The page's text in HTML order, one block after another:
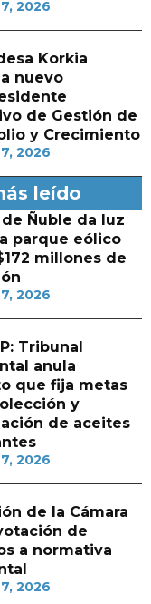
2026
Korkia
nuevo
de Gestión de
y Crecimiento
2026
leído
de Ñuble da luz
parque eólico
millones de
2026
Tribunal
anula
que fija metas
y
de aceites
2026
de la Cámara
de
a normativa
2026